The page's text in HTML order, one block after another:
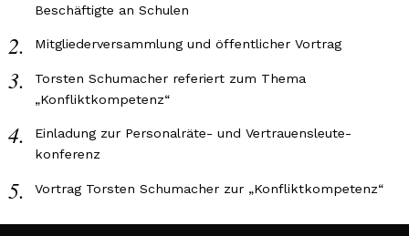
Beschäftigte an Schulen
Mitgliederversammlung und öffentlicher Vortrag
Torsten Schumacher referiert zum Thema
„Konfliktkompetenz“
Einladung zur Personalräte- und Vertrauensleute-
konferenz
Vortrag Torsten Schumacher zur „Konfliktkompetenz“